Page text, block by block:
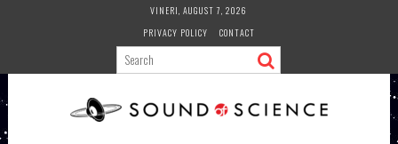
VINERI, AUGUST 7, 2026
PRIVACY POLICY
CONTACT